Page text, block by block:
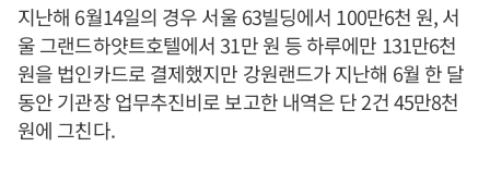
지난해 6월14일의 경우 서울 63빌딩에서 100만6천 원, 서
울 그랜드하얏트호텔에서 31만 원 등 하루에만 131만6천
원을 법인카드로 결제했지만 강원랜드가 지난해 6월 한 달
동안 기관장 업무추진비로 보고한 내역은 단 2건 45만8천
원에 그친다.